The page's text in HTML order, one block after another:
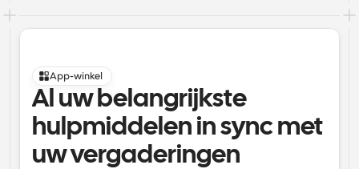
App-winkel
Al uw belangrijkste
hulpmiddelen in sync met
uw vergaderingen